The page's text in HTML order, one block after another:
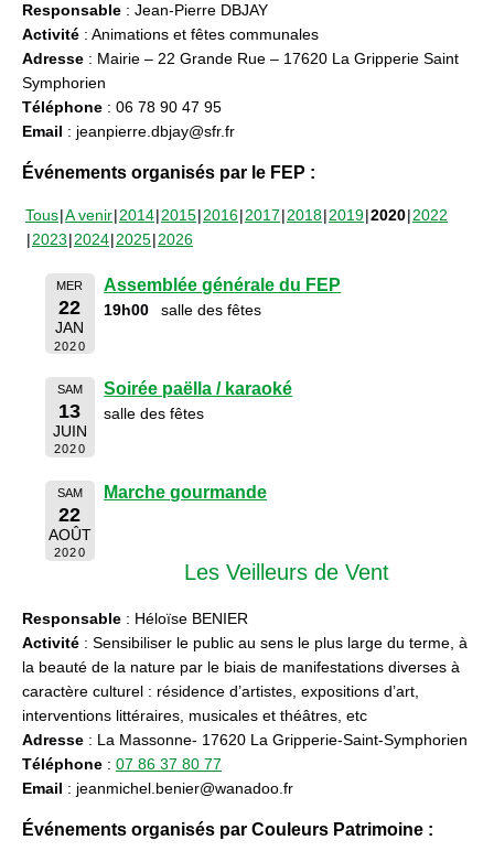
Responsable : Jean-Pierre DBJAY
Activité : Animations et fêtes communales
Adresse : Mairie – 22 Grande Rue – 17620 La Gripperie Saint
Symphorien
Téléphone : 06 78 90 47 95
Email : jeanpierre.dbjay@sfr.fr
Événements organisés par le FEP :
Tous A venir 2014 2015 2016 2017 2018 2019 2020 2022
2023 2024 2025 2026
MER
22
JAN
2020
Assemblée générale du FEP
19h00 salle des fêtes
SAM
13
JUIN
2020
Soirée paëlla / karaoké
salle des fêtes
SAM
22
AOÛT
2020
Marche gourmande
Les Veilleurs de Vent
Responsable : Héloïse BENIER
Activité : Sensibiliser le public au sens le plus large du terme, à
la beauté de la nature par le biais de manifestations diverses à
caractère culturel : résidence d’artistes, expositions d’art,
interventions littéraires, musicales et théâtres, etc
Adresse : La Massonne- 17620 La Gripperie-Saint-Symphorien
Téléphone : 07 86 37 80 77
Email : jeanmichel.benier@wanadoo.fr
Événements organisés par Couleurs Patrimoine :